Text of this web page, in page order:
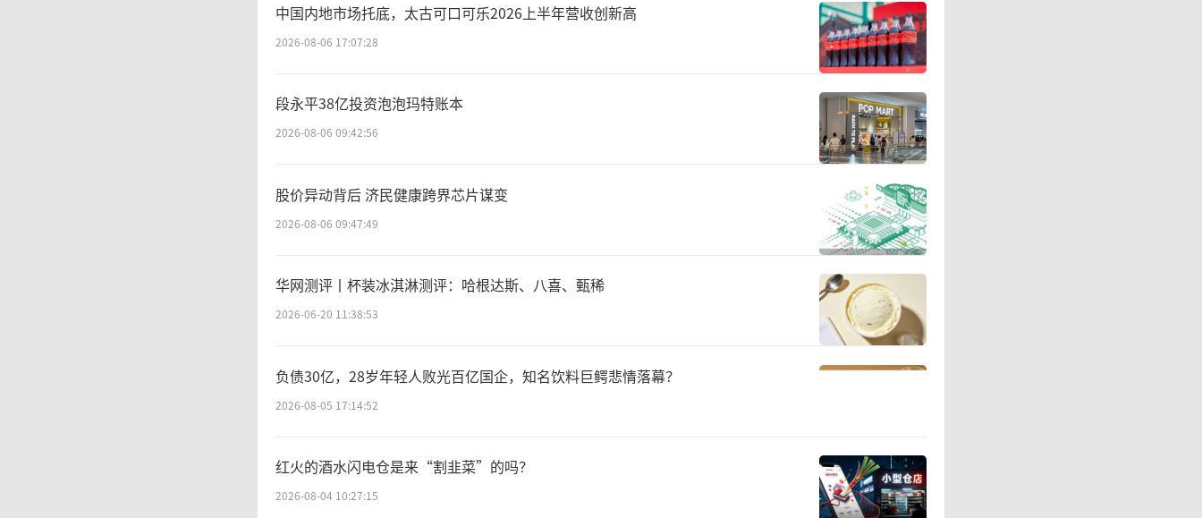
斩获约20倍收益
7月3日，国轩高科发布公告称，全资子公
司合肥国轩于2026年上半年通过集中竞价出售
其持有的铜冠铜箔股票，共计839.95万股，成
交金额8.29亿元。
国轩高科在公告中指出，本次交易主要系
公司对资产结构进行调整，提高资产流动性及
使用效率，满足公司经营发展的资金需求。根
据公告，本次交易产生的收益占国轩高科2025
中国内地市场托底，太古可口可乐2026上半年营收创新高
2026-08-06 17:07:28
段永平38亿投资泡泡玛特账本
2026-08-06 09:42:56
股价异动背后 济民健康跨界芯片谋变
2026-08-06 09:47:49
华网测评丨杯装冰淇淋测评：哈根达斯、八喜、甄稀
2026-06-20 11:38:53
负债30亿，28岁年轻人败光百亿国企，知名饮料巨鳄悲情落幕？
2026-08-05 17:14:52
红火的酒水闪电仓是来“割韭菜”的吗？
2026-08-04 10:27:15